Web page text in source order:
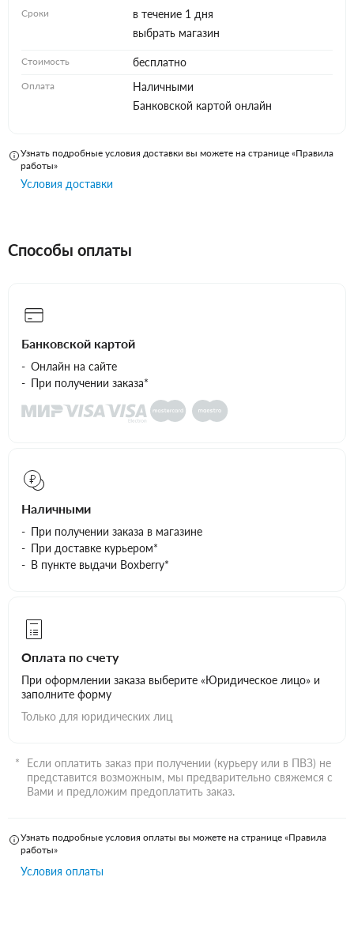
Сроки
в течение 1 дня
выбрать магазин
Стоимость бесплатно
Оплата
Наличными
Банковской картой онлайн
Узнать подробные условия доставки вы можете на странице «Правила
работы»
Условия доставки
Способы оплаты
Банковской картой
Онлайн на сайте
При получении заказа*
Наличными
При получении заказа в магазине
При доставке курьером*
В пункте выдачи Boxberry*
Оплата по счету
При оформлении заказа выберите «Юридическое лицо» и
заполните форму
Только для юридических лиц
Если оплатить заказ при получении (курьеру или в ПВЗ) не
представится возможным, мы предварительно свяжемся с
Вами и предложим предоплатить заказ.
Узнать подробные условия оплаты вы можете на странице «Правила
работы»
Условия оплаты